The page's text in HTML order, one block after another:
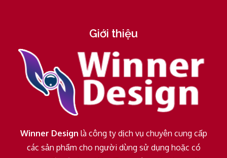
Giới thiệu
Winner Design là công ty dịch vụ chuyên cung cấp
các sản phẩm cho người dùng sử dụng hoặc có